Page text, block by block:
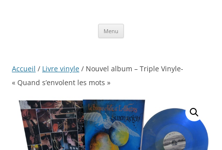
Menu
Accueil / Livre vinyle / Nouvel album – Triple Vinyle-
« Quand s’envolent les mots »